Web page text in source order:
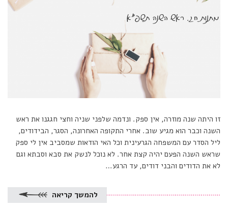
זו היתה שנה מוזרה, אין ספק. ונדמה שלפני שניה וחצי חגגנו את ראש
השנה וכבר הוא מגיע שוב. אחרי התקופה האחרונה, הסגר, הבידודים,
ליל הסדר עם המשפחה הגרעינית וכל האי הודאות שמסביב אין לי ספק
שראש השנה הפעם יהיה קצת אחר. לא נוכל לנשק את סבא וסבתא וגם
לא את הדודים והבני דודים, עד הרגע…
להמשך קריאה